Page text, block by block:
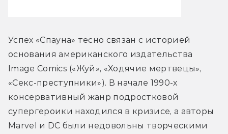
Успех «Спауна» тесно связан с историей
основания американского издательства
Image Comics («Жуй», «Ходячие мертвецы»,
«Секс-преступники»). В начале 1990-х
консервативный жанр подростковой
супергероики находился в кризисе, а авторы
Marvel и DC были недовольны творческими